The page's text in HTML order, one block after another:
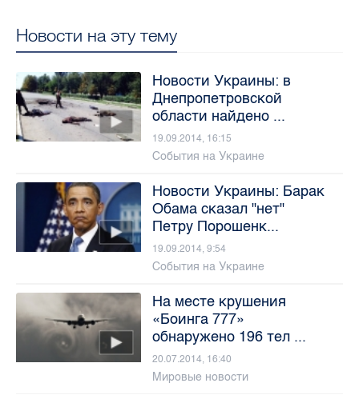
Новости на эту тему
Новости Украины: в
Днепропетровской
области найдено ...
19.09.2014, 16:15
События на Украине
Новости Украины: Барак
Обама сказал "нет"
Петру Порошенк...
19.09.2014, 9:54
События на Украине
На месте крушения
«Боинга 777»
обнаружено 196 тел ...
20.07.2014, 16:40
Мировые новости